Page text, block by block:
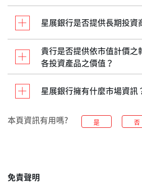
星展銀行是否提供長期投資
貴行是否提供依市值計價之
各投資產品之價值？
星展銀行擁有什麼市場資訊
本頁資訊有用嗎? 是 否
免責聲明